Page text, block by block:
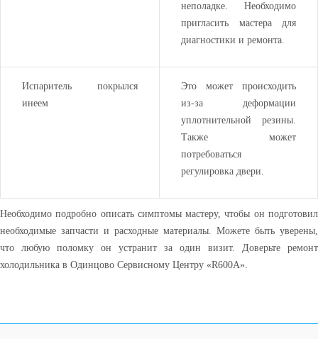
неполадке. Необходимо
пригласить мастера для
диагностики и ремонта.
Испаритель покрылся
инеем
Это может происходить
из-за деформации
уплотнительной резины.
Также может
потребоваться
регулировка двери.
Необходимо подробно описать симптомы мастеру, чтобы он подготовил
необходимые запчасти и расходные материалы. Можете быть уверены,
что любую поломку он устранит за один визит. Доверьте ремонт
холодильника в Одинцово Сервисному Центру «R600A».